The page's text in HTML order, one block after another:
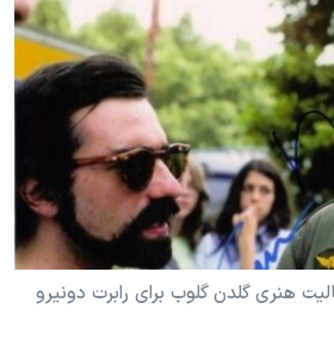
۲۰۲۴
اسرائیل
هنری گلدن گلوب برای رابرت دونیرو